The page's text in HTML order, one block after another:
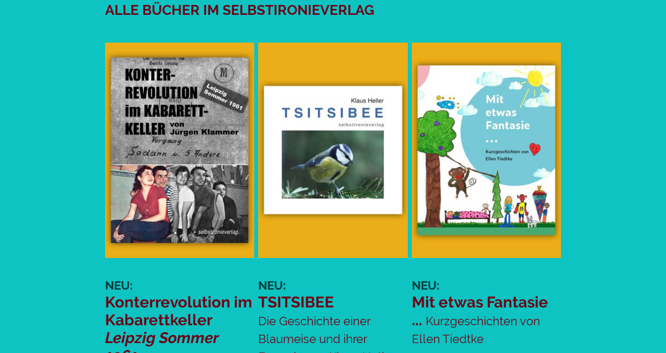
ALLE BÜCHER IM SELBSTIRONIEVERLAG
NEU:
Konterrevolution im
Kabarettkeller
Leipzig Sommer
NEU:
TSITSIBEE
Die Geschichte einer
Blaumeise und ihrer
NEU:
Mit etwas Fantasie
... Kurzgeschichten von
Ellen Tiedtke